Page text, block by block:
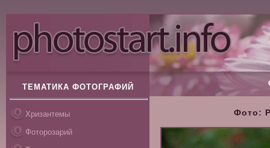
ТЕМАТИКА ФОТОГРАФИЙ
Хризантемы
Фоторозарий
Фото: